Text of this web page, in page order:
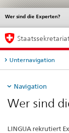
Wer sind die Experten?
Service
Hauptnavigation
Unternavigation
Navigation
Wer sind
LINGUA rekrutiert